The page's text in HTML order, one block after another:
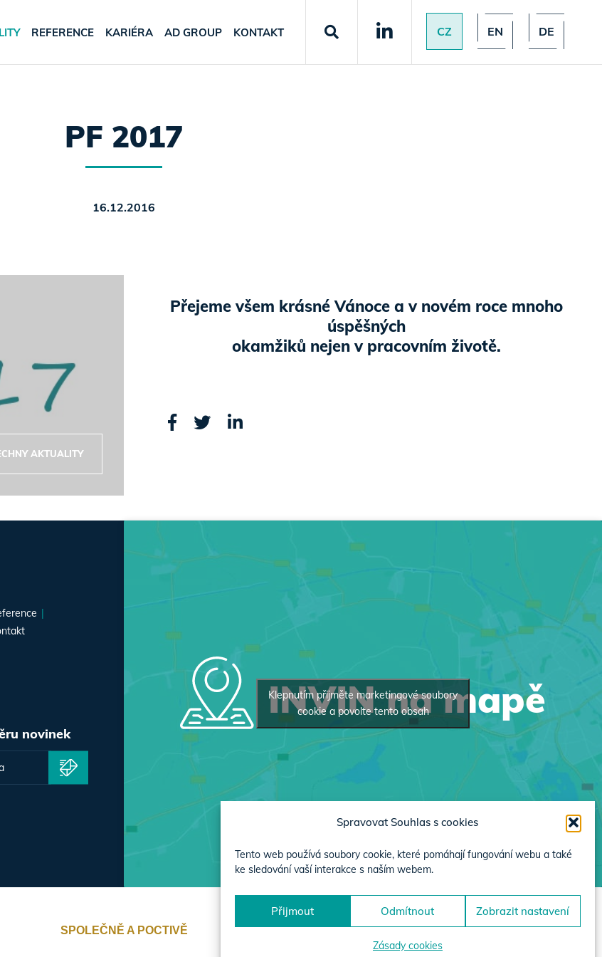
Spravovat Souhlas s cookies
Tento web používá soubory cookie, které pomáhají fungování webu a také
ke sledování vaší interakce s naším webem.
Přijmout Odmítnout Zobrazit nastavení
Zásady cookies
REFERENCE KARIÉRA AD GROUP KONTAKT CZ EN DE
PF 2017
16.12.2016
AKTUALITY
Přejeme všem krásné Vánoce a v novém roce mnoho
úspěšných
okamžiků nejen v pracovním životě.
INVIN na mapě
Klepnutím přijměte marketingové soubory
cookie a povolte tento obsah
novinek
SPOLEČNĚ A POCTIVĚ